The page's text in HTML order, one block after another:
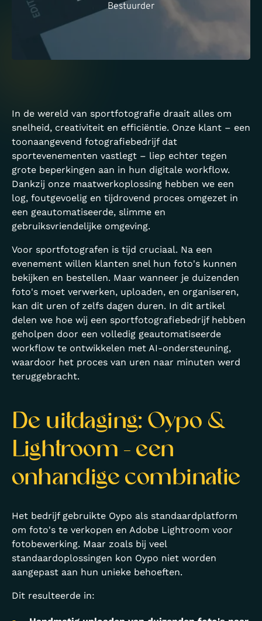
Bestuurder
In de wereld van sportfotografie draait alles om
snelheid, creativiteit en efficiëntie. Onze klant – een
toonaangevend fotografiebedrijf dat
sportevenementen vastlegt – liep echter tegen
grote beperkingen aan in hun digitale workflow.
Dankzij onze maatwerkoplossing hebben we een
log, foutgevoelig en tijdrovend proces omgezet in
een geautomatiseerde, slimme en
gebruiksvriendelijke omgeving.
Voor sportfotografen is tijd cruciaal. Na een
evenement willen klanten snel hun foto's kunnen
bekijken en bestellen. Maar wanneer je duizenden
foto's moet verwerken, uploaden, en organiseren,
kan dit uren of zelfs dagen duren. In dit artikel
delen we hoe wij een sportfotografiebedrijf hebben
geholpen door een volledig geautomatiseerde
workflow te ontwikkelen met AI-ondersteuning,
waardoor het proces van uren naar minuten werd
teruggebracht.
De uitdaging: Oypo &
Lightroom – een
onhandige combinatie
Het bedrijf gebruikte Oypo als standaardplatform
om foto's te verkopen en Adobe Lightroom voor
fotobewerking. Maar zoals bij veel
standaardoplossingen kon Oypo niet worden
aangepast aan hun unieke behoeften.
Dit resulteerde in: